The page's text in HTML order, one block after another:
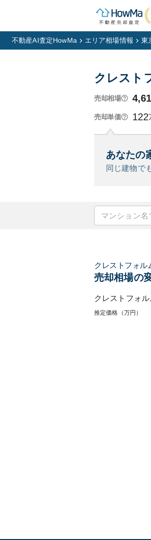
不動産AI査定HowMa エリア相場情報 東
クレスト
売却相場
売却単価 122
あなたの
同じ建物で
クレストフォル
売却相場の
クレストフォル
推定価格（万円）